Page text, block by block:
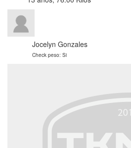
Jocelyn Gonzales
Check peso: Si